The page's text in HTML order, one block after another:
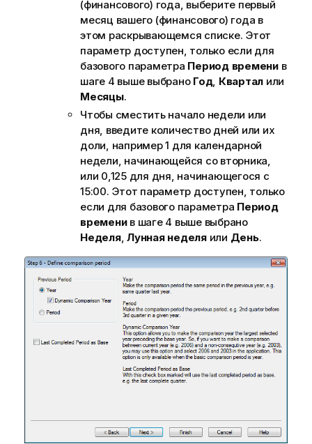
(финансового) года, выберите первый
месяц вашего (финансового) года в
этом раскрывающемся списке. Этот
параметр доступен, только если для
базового параметра Период временив
шаге 4 выше выбрано Год, Квартал или
Месяцы.
Чтобы сместить начало недели или
дня, введите количество дней или их
доли, например 1 для календарной
недели, начинающейся со вторника,
или 0,125 для дня, начинающегося с
15:00. Этот параметр доступен, только
если для базового параметра Период
временив шаге 4 выше выбрано
Неделя, Лунная неделяили День.